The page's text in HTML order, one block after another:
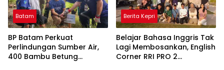
Batam
BP Batam Perkuat
Perlindungan Sumber Air,
400 Bambu Betung
Berita Kepri
Belajar Bahasa Inggris Tak
Lagi Membosankan, English
Corner RRI PRO 2